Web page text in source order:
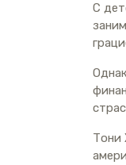
С
Тони